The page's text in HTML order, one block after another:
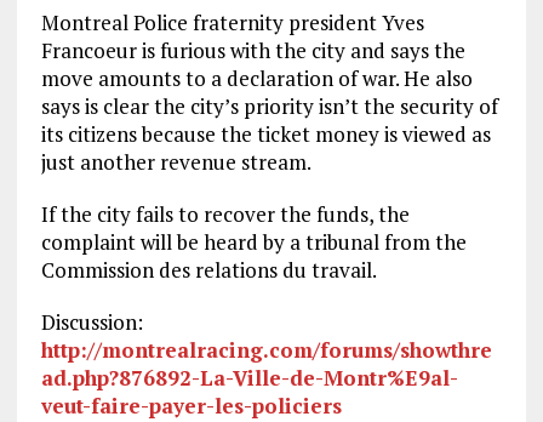
Montreal Police fraternity president Yves
Francoeur is furious with the city and says the
move amounts to a declaration of war. He also
says is clear the city’s priority isn’t the security of
its citizens because the ticket money is viewed as
just another revenue stream.
If the city fails to recover the funds, the
complaint will be heard by a tribunal from the
Commission des relations du travail.
Discussion:
http://montrealracing.com/forums/showthre
ad.php?876892-La-Ville-de-Montr%E9al-
veut-faire-payer-les-policiers